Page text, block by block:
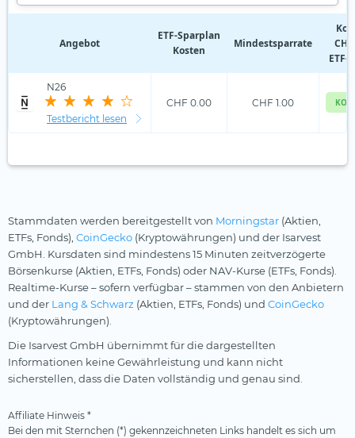
Angebot
ETF‑Sparplan
Kosten
Mindestsparrate
ETF-
N26
Testbericht lesen
CHF 0.00 CHF 1.00
Stammdaten werden bereitgestellt von Morningstar (Aktien,
ETFs, Fonds), CoinGecko (Kryptowährungen) und der Isarvest
GmbH. Kursdaten sind mindestens 15 Minuten zeitverzögerte
Börsenkurse (Aktien, ETFs, Fonds) oder NAV-Kurse (ETFs, Fonds).
Realtime-Kurse – sofern verfügbar – stammen von den Anbietern
und der Lang & Schwarz (Aktien, ETFs, Fonds) und CoinGecko
(Kryptowährungen).
Die Isarvest GmbH übernimmt für die dargestellten
Informationen keine Gewährleistung und kann nicht
sicherstellen, dass die Daten vollständig und genau sind.
Affiliate Hinweis *
Bei den mit Sternchen (*) gekennzeichneten Links handelt es sich um